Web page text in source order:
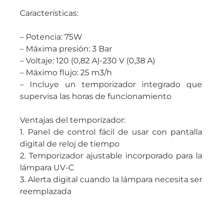
Características:
– Potencia: 75W
– Máxima presión: 3 Bar
– Voltaje: 120 (0,82 A)-230 V (0,38 A)
– Máximo flujo: 25 m3/h
– Incluye un temporizador integrado que
supervisa las horas de funcionamiento
Ventajas del temporizador:
1. Panel de control fácil de usar con pantalla
digital de reloj de tiempo
2. Temporizador ajustable incorporado para la
lámpara UV-C
3. Alerta digital cuando la lámpara necesita ser
reemplazada